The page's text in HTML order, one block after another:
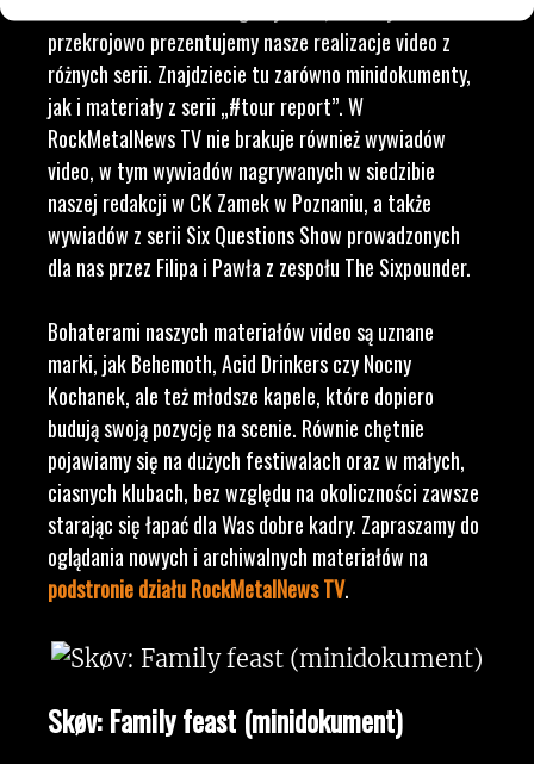
przekrojowo prezentujemy nasze realizacje video z
różnych serii. Znajdziecie tu zarówno minidokumenty,
jak i materiały z serii „#tour report”. W
RockMetalNews TV nie brakuje również wywiadów
video, w tym wywiadów nagrywanych w siedzibie
naszej redakcji w CK Zamek w Poznaniu, a także
wywiadów z serii Six Questions Show prowadzonych
dla nas przez Filipa i Pawła z zespołu The Sixpounder.
Bohaterami naszych materiałów video są uznane
marki, jak Behemoth, Acid Drinkers czy Nocny
Kochanek, ale też młodsze kapele, które dopiero
budują swoją pozycję na scenie. Równie chętnie
pojawiamy się na dużych festiwalach oraz w małych,
ciasnych klubach, bez względu na okoliczności zawsze
starając się łapać dla Was dobre kadry. Zapraszamy do
oglądania nowych i archiwalnych materiałów na
podstronie działu RockMetalNews TV.
Skøv: Family feast (minidokument)